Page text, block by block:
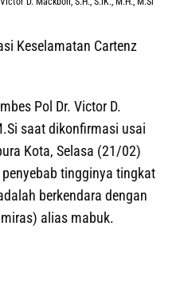
Keselamatan Cartenz
Pol Dr. Victor D.
saat dikonfirmasi usai
Kota, Selasa (21/02)
tingginya tingkat
berkendara dengan
alias mabuk.